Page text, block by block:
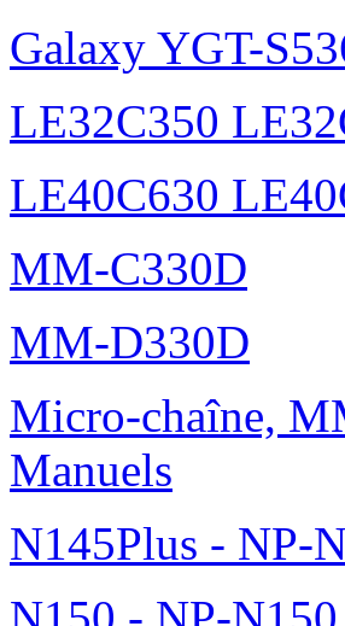
Galaxy YGT-
LE32C350
LE40C630
MM-C330D
MM-D330D
Micro-chaîne,
Manuels
N145Plus - NP-